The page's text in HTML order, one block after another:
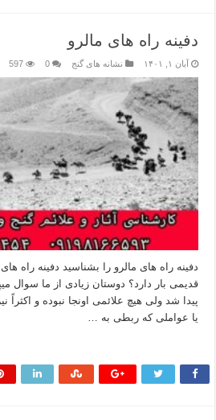
دفینه راه های مالرو
آبان ۱, ۱۴۰۱ نشانه های گنج 0
597
دفینه راه های مالرو را بشناسید دفینه راه
قدیمی بار دارد؟ دوستان زیادی از ما سوال
پیدا شد ولی هیچ علائمی اونجا نبوده و اکثراً
یا عواملی که ربطی به …